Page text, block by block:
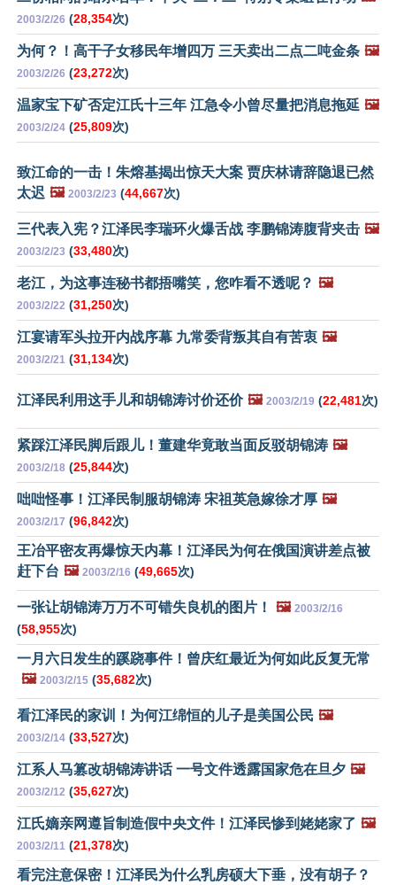
2003/2/26 (28,354次)
为何？！高干子女移民年增四万 三天卖出二点二吨金条 🖼️
2003/2/26 (23,272次)
温家宝下矿否定江氏十三年 江急令小曾尽量把消息拖延 🖼️
2003/2/24 (25,809次)
致江命的一击！朱熔基揭出惊天大案 贾庆林请辞隐退已然
太迟 🖼️ 2003/2/23 (44,667次)
三代表入宪？江泽民李瑞环火爆舌战 李鹏锦涛腹背夹击 🖼️
2003/2/23 (33,480次)
老江，为这事连秘书都捂嘴笑，您咋看不透呢？ 🖼️
2003/2/22 (31,250次)
江宴请军头拉开内战序幕 九常委背叛其自有苦衷 🖼️
2003/2/21 (31,134次)
江泽民利用这手儿和胡锦涛讨价还价 🖼️ 2003/2/19 (22,481次)
紧踩江泽民脚后跟儿！董建华竟敢当面反驳胡锦涛 🖼️
2003/2/18 (25,844次)
咄咄怪事！江泽民制服胡锦涛 宋祖英急嫁徐才厚 🖼️
2003/2/17 (96,842次)
王冶平密友再爆惊天内幕！江泽民为何在俄国演讲差点被
赶下台 🖼️ 2003/2/16 (49,665次)
一张让胡锦涛万万不可错失良机的图片！ 🖼️ 2003/2/16
(58,955次)
一月六日发生的蹊跷事件！曾庆红最近为何如此反复无常
🖼️ 2003/2/15 (35,682次)
看江泽民的家训！为何江绵恒的儿子是美国公民 🖼️
2003/2/14 (33,527次)
江系人马篡改胡锦涛讲话 一号文件透露国家危在旦夕 🖼️
2003/2/12 (35,627次)
江氏嫡亲网遵旨制造假中央文件！江泽民惨到姥姥家了 🖼️
2003/2/11 (21,378次)
看完注意保密！江泽民为什么乳房硕大下垂，没有胡子？